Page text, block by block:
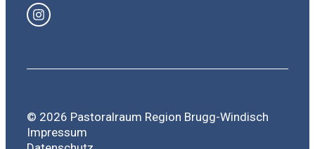
© 2026 Pastoralraum Region Brugg-Windisch
Impressum